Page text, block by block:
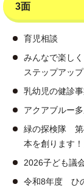
3面
育児相談
みんなで楽し
ステップアッ
乳幼児の健診
アクアブルー
緑の探検隊 第
本を創ります！
2026子ども議
令和8年度 ひ